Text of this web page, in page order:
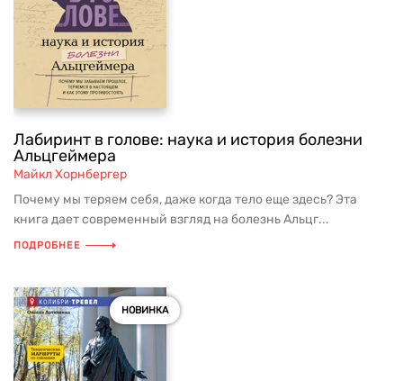
Лабиринт в голове: наука и история болезни
Альцгеймера
Майкл Хорнбергер
Почему мы теряем себя, даже когда тело еще здесь? Эта
книга дает современный взгляд на болезнь Альцг...
ПОДРОБНЕЕ
НОВИНКА